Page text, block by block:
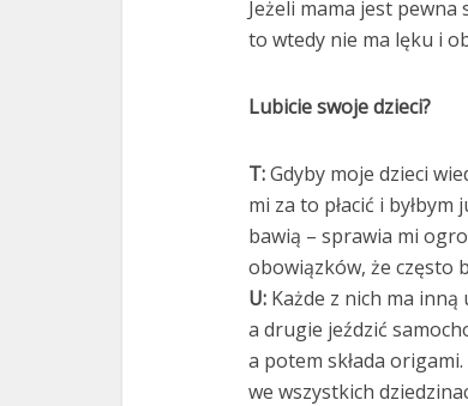
Jeżeli mama jest
to wtedy nie ma lęku i
Lubicie swoje dzieci?
T:Gdyby moje dzieci
mi za to płacić i
bawią – sprawia mi
obowiązków, że często
U: Każde z nich ma
a drugie jeździć
a potem składa
we wszystkich